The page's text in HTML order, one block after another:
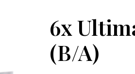
6x
(B/A)